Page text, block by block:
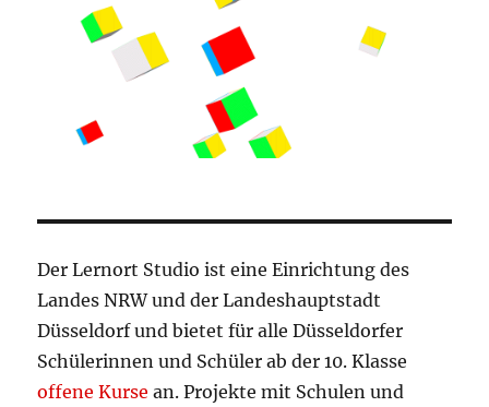
Der Lernort Studio ist eine Einrichtung des
Landes NRW und der Landeshauptstadt
Düsseldorf und bietet für alle Düsseldorfer
Schülerinnen und Schüler ab der 10. Klasse
offene Kurse an. Projekte mit Schulen und